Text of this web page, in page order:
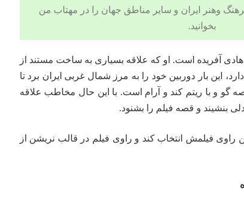
وهنر
ایران و سایر مناطق جهان را در مهتاب من
بخوانید.
آفریده است. او که علاقه بسیاری به ساخت مستند از
این بار دوربین خود را به مرز شمال غربی ایران برد تا
گو و با ریتم کند و آرام است. با این حال مخاطب علاقه
بنشیند و قصه فیلم را بشنود.
راوی فیلمش انتخاب کند و راوی فیلم در قالب نریشن از